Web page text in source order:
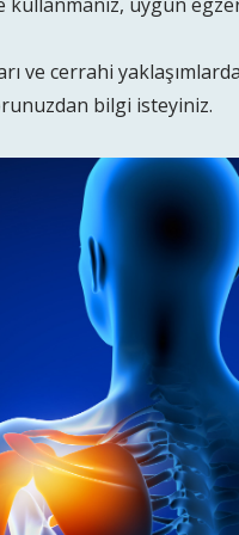
ve cerrahi
bilgi isteyiniz.